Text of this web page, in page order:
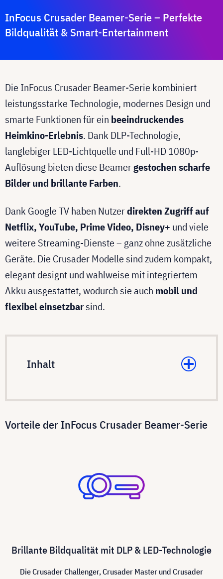
InFocus Crusader Beamer-Serie – Perfekte
Bildqualität & Smart-Entertainment
Die InFocus Crusader Beamer-Serie kombiniert
leistungsstarke Technologie, modernes Design und
smarte Funktionen für ein beeindruckendes
Heimkino-Erlebnis. Dank DLP-Technologie,
langlebiger LED-Lichtquelle und Full-HD 1080p-
Auflösung bieten diese Beamergestochen scharfe
Bilder und brillante Farben.
Dank Google TV haben Nutzerdirekten Zugriff auf
Netflix, YouTube, Prime Video, Disney+ und viele
weitere Streaming-Dienste – ganz ohne zusätzliche
Geräte. Die Crusader Modelle sind zudem kompakt,
elegant designt und wahlweise mit integriertem
Akku ausgestattet, wodurch sie auch mobil und
flexibel einsetzbarsind.
Inhalt
Vorteile der InFocus Crusader Beamer-Serie
Brillante Bildqualität mit DLP & LED-Technologie
Die Crusader Challenger, Crusader Master und Crusader